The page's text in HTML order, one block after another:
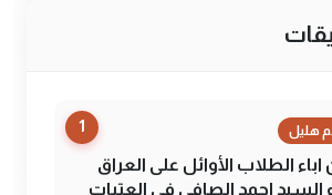
1 هليل
اباء الطلاب الأوائل على العراق
السيد احمد الصافي في العتبات